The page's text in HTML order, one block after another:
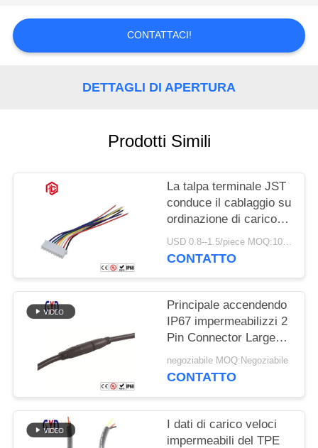
POLICY
CONTATTACI!
DETTAGLI DI APERTURA
Prodotti Simili
La talpa terminale JST
conduce il cablaggio su
ordinazione di carico
veloce del cavo del
cavo di dati del PVC
USD 0.8--1.5/piece MOQ:100 pezzi
CONTATTO
Principale accendendo
IP67 impermeabilizzi 2
Pin Connector Large
Flat Plug ed incavo
negoziabile MOQ:Negoziabile
CONTATTO
I dati di carico veloci
impermeabili del TPE